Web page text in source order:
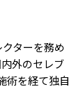
ターを務め
外のセレブ
術を経て独自